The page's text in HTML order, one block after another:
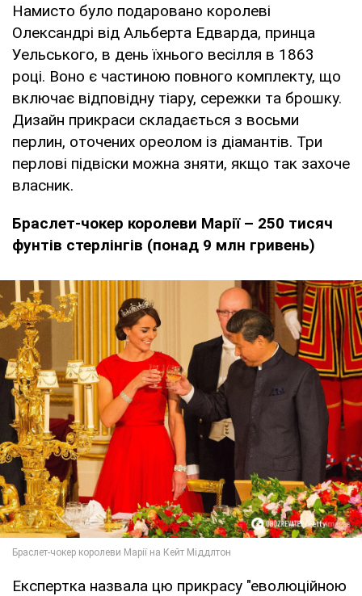
Намисто було подаровано королеві
Олександрі від Альберта Едварда, принца
Уельського, в день їхнього весілля в 1863
році. Воно є частиною повного комплекту, що
включає відповідну тіару, сережки та брошку.
Дизайн прикраси складається з восьми
перлин, оточених ореолом із діамантів. Три
перлові підвіски можна зняти, якщо так захоче
власник.
Браслет-чокер королеви Марії – 250 тисяч
фунтів стерлінгів (понад 9 млн гривень)
Експертка назвала цю прикрасу "еволюційною